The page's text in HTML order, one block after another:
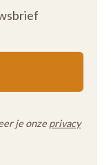
je onze privacy